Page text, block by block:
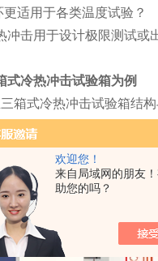
欢迎您！
来自局域网的朋友
助您的吗？
适用于各类温度试验？
击用于设计极限测试或
式冷热冲击试验箱为例
箱式冷热冲击试验箱结